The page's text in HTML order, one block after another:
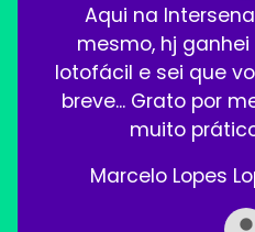
Aqui na
mesmo, hj ganhei
lotofácil e sei que
breve... Grato por
muito
Marcelo Lopes